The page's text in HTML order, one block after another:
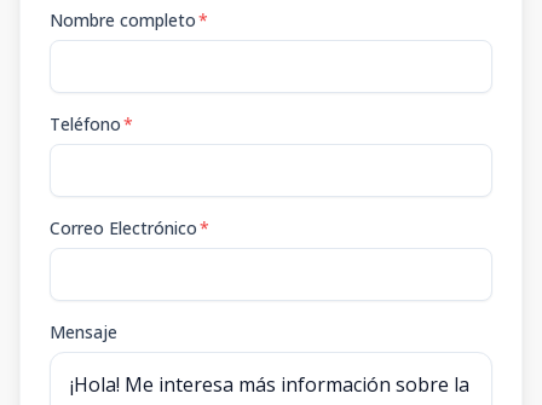
Nombre completo*
Teléfono*
Correo Electrónico*
Mensaje